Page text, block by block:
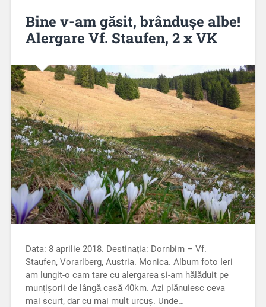
Bine v-am găsit, brândușe albe!
Alergare Vf. Staufen, 2 x VK
Data: 8 aprilie 2018. Destinația: Dornbirn – Vf.
Staufen, Vorarlberg, Austria. Monica. Album foto Ieri
am lungit-o cam tare cu alergarea și-am hălăduit pe
munțișorii de lângă casă 40km. Azi plănuiesc ceva
mai scurt, dar cu mai mult urcuș. Unde…